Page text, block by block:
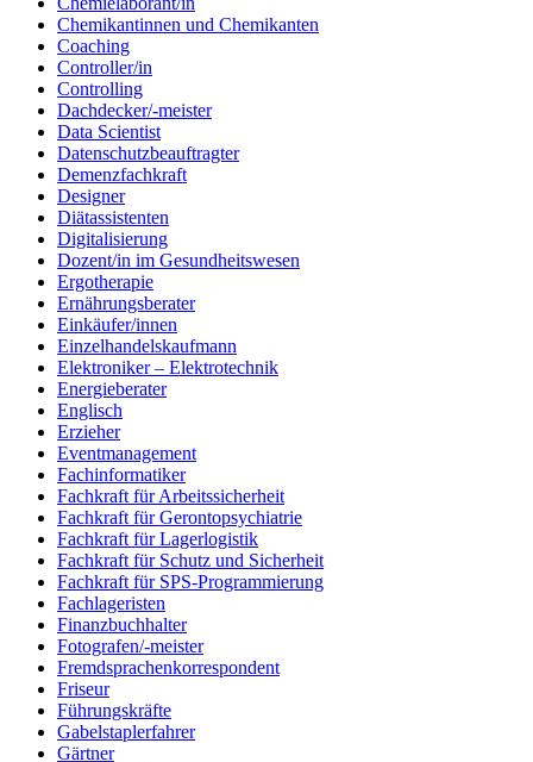
Chemikantinnen und Chemikanten
Coaching
Controller/in
Controlling
Dachdecker/-meister
Data Scientist
Datenschutzbeauftragter
Demenzfachkraft
Designer
Diätassistenten
Digitalisierung
Dozent/in im Gesundheitswesen
Ergotherapie
Ernährungsberater
Einkäufer/innen
Einzelhandelskaufmann
Elektroniker – Elektrotechnik
Energieberater
Englisch
Erzieher
Eventmanagement
Fachinformatiker
Fachkraft für Arbeitssicherheit
Fachkraft für Gerontopsychiatrie
Fachkraft für Lagerlogistik
Fachkraft für Schutz und Sicherheit
Fachkraft für SPS-Programmierung
Fachlageristen
Finanzbuchhalter
Fotografen/-meister
Fremdsprachenkorrespondent
Friseur
Führungskräfte
Gabelstaplerfahrer
Gärtner